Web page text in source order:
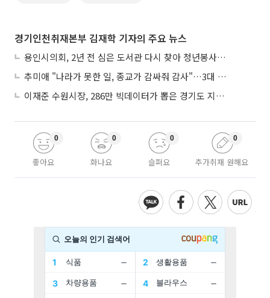
경기인천취재본부 김재학 기자의 주요 뉴스
용인시의회, 2년 전 심은 도서관 다시 찾아 청년봉사단 약속까지
추미애 "나라가 못한 일, 종교가 감싸줘 감사"…3대 종단과 첫 만남
이재준 수원시장, 286만 빅데이터가 뽑은 경기도 지자체장 1위
좋아요
0
화나요
0
슬퍼요
0
추가취재 원해요
0